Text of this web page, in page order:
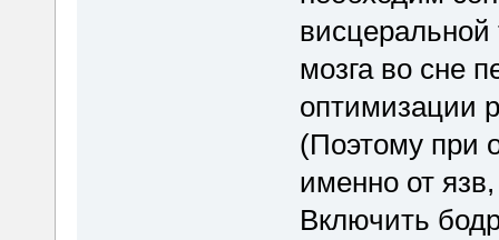
висцеральной
мозга во сне
оптимизации
(Поэтому при
именно от
Включить